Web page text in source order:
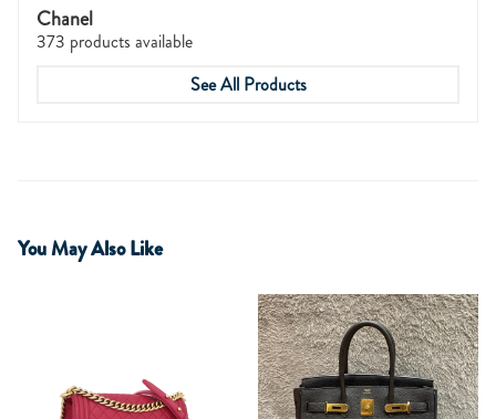
Chanel
373 products available
See All Products
You May Also Like